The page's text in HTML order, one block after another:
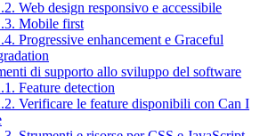
Web design responsivo e accessibile
Mobile first
Progressive enhancement e Graceful
di supporto allo sviluppo del software
Feature detection
Verificare le feature disponibili con Can I